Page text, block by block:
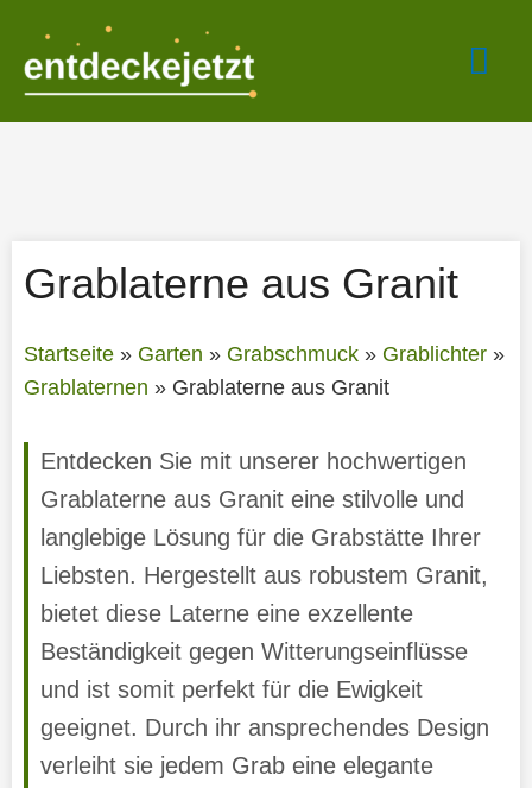
springen
Grablaterne aus Granit
Startseite» Garten » Grabschmuck» Grablichter»
Grablaternen » Grablaterne aus Granit
Entdecken Sie mit unserer hochwertigen
Grablaterne aus Granit eine stilvolle und
langlebige Lösung für die Grabstätte Ihrer
Liebsten. Hergestellt aus robustem Granit,
bietet diese Laterne eine exzellente
Beständigkeit gegen Witterungseinflüsse
und ist somit perfekt für die Ewigkeit
geeignet. Durch ihr ansprechendes Design
verleiht sie jedem Grab eine elegante